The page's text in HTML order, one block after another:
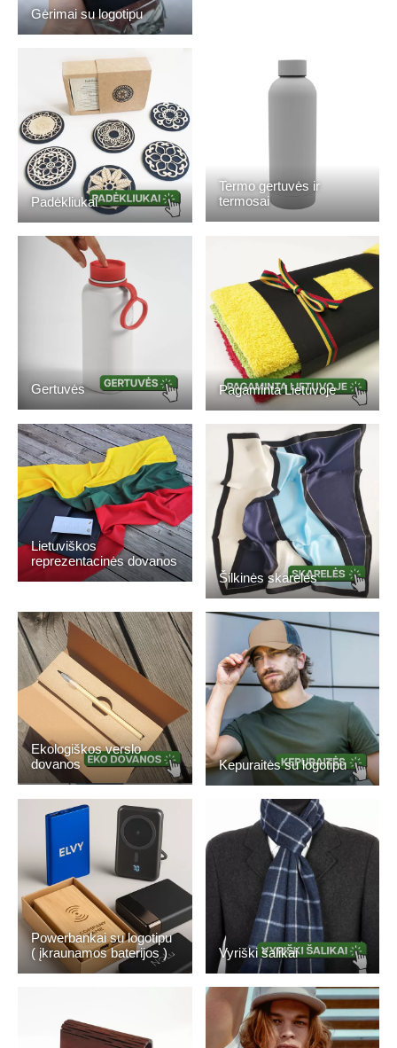
Gėrimai su logotipu
Padėkliukai
Termo gertuvės ir
termosai
Gertuvės Pagaminta Lietuvoje
Lietuviškos
reprezentacinės dovanos
Šilkinės skarelės
Ekologiškos verslo
dovanos
Kepuraitės su logotipu
Powerbankai su logotipu
( įkraunamos baterijos )
Vyriški šalikai